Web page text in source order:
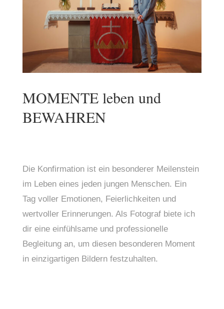
MOMENTE leben und
BEWAHREN
Die Konfirmation ist ein besonderer Meilenstein
im Leben eines jeden jungen Menschen. Ein
Tag voller Emotionen, Feierlichkeiten und
wertvoller Erinnerungen. Als Fotograf biete ich
dir eine einfühlsame und professionelle
Begleitung an, um diesen besonderen Moment
in einzigartigen Bildern festzuhalten.